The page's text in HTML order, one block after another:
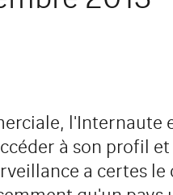
l'Internaute
à son profil
a certes